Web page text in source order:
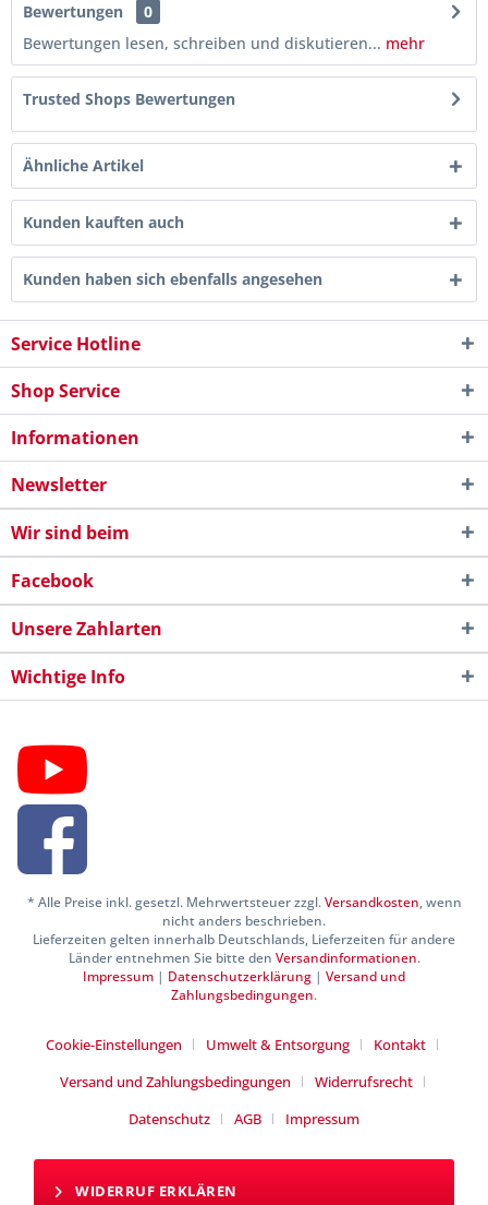
Bewertungen
0
Bewertungen lesen, schreiben und diskutieren... mehr
Trusted Shops Bewertungen
Ähnliche Artikel
Kunden kauften auch
Kunden haben sich ebenfalls angesehen
Service Hotline
Shop Service
Informationen
Newsletter
Wir sind beim
Facebook
Unsere Zahlarten
Wichtige Info
* Alle Preise inkl. gesetzl. Mehrwertsteuer zzgl.Versandkosten, wenn
nicht anders beschrieben.
Lieferzeiten gelten innerhalb Deutschlands, Lieferzeiten für andere
Länder entnehmen Sie bitte den Versandinformationen.
Impressum | Datenschutzerklärung | Versand und
Zahlungsbedingungen.
Cookie-Einstellungen Umwelt & Entsorgung
Kontakt
Versand und Zahlungsbedingungen
Widerrufsrecht
Datenschutz
AGB Impressum
WIDERRUF ERKLÄREN